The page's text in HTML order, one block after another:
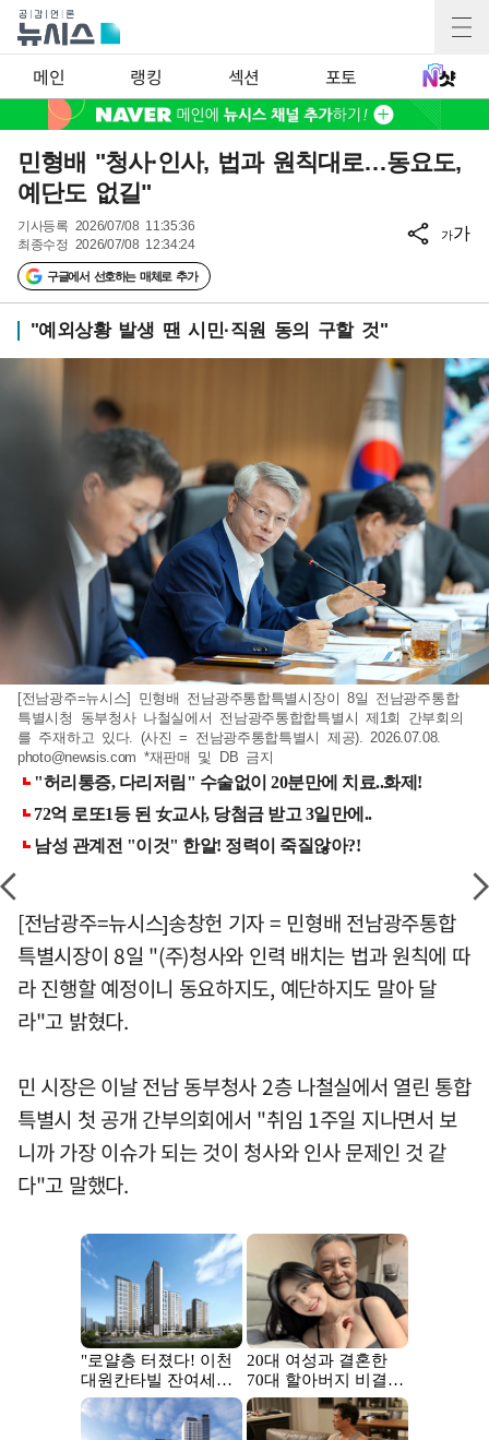
메인 랭킹 섹션 포토
민형배 "청사·인사, 법과 원칙대로…동요도,
예단도 없길"
기사등록 2026/07/08 11:35:36
최종수정 2026/07/08 12:34:24
구글에서 선호하는 매체로 추가
가가
"예외상황 발생 땐 시민·직원 동의 구할 것"
[전남광주=뉴시스] 민형배 전남광주통합특별시장이 8일 전남광주통합
특별시청 동부청사 나철실에서 전남광주통합합특별시 제1회 간부회의
를 주재하고 있다. (사진 = 전남광주통합특별시 제공). 2026.07.08.
photo@newsis.com *재판매 및 DB 금지
[전남광주=뉴시스]송창헌 기자 = 민형배 전남광주통합
특별시장이 8일 "(주)청사와 인력 배치는 법과 원칙에 따
라 진행할 예정이니 동요하지도, 예단하지도 말아 달
라"고 밝혔다.
민 시장은 이날 전남 동부청사 2층 나철실에서 열린 통합
특별시 첫 공개 간부의회에서 "취임 1주일 지나면서 보
니까 가장 이슈가 되는 것이 청사와 인사 문제인 것 같
다"고 말했다.